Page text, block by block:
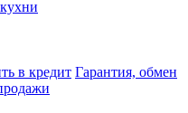
в кредит Гарантия, обмен